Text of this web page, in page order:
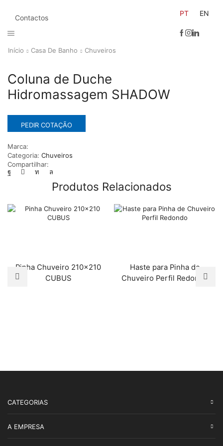
Contactos
PT EN
Início Casa De Banho Chuveiros
Coluna de Duche
Hidromassagem SHADOW
PEDIR COTAÇÃO
Marca:
Categoria: Chuveiros
Compartilhar:
Produtos Relacionados
Pinha Chuveiro 210×210
CUBUS
Haste para Pinha de
Chuveiro Perfil Redondo
CATEGORIAS
A EMPRESA